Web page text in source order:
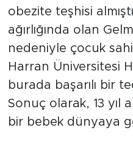
obezite teşhisi
ağırlığında olan
nedeniyle çocuk
Harran Üniversitesi
burada başarılı bir
Sonuç olarak, 13 yıl
bir bebek dünyaya